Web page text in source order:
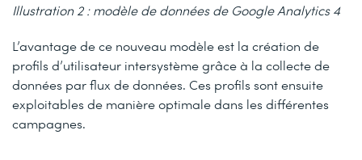
Illustration 2 : modèle de données de Google Analytics 4
L’avantage de ce nouveau modèle est la création de
profils d’utilisateur intersystème grâce à la collecte de
données par flux de données. Ces profils sont ensuite
exploitables de manière optimale dans les différentes
campagnes.